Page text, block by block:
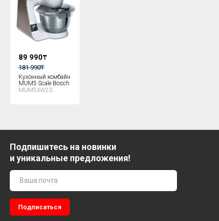
89 990₸
181 990₸
Кухонный комбайн
MUM5 Scale Bosch
MUM5XW20
Подпишитесь на новинки
и уникальные предложения!